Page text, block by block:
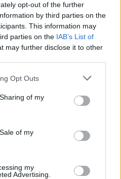
opt-out of the further
by third parties on the
This information may
parties on the IAB’s List of
may further disclose it to other
Opt Outs
of my
of my
my
Advertising.